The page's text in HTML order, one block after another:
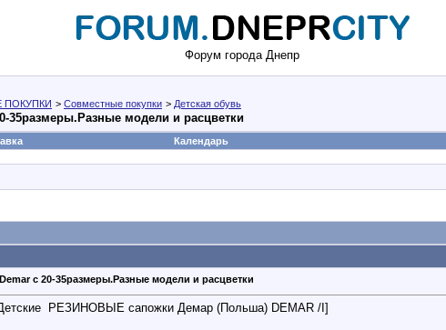
Форум города Днепр
> Совместные покупки > Детская обувь
35размеры.Разные модели и расцветки
Календарь
с 20-35размеры.Разные модели и расцветки
РЕЗИНОВЫЕ сапожки Демар (Польша) DEMAR /I]